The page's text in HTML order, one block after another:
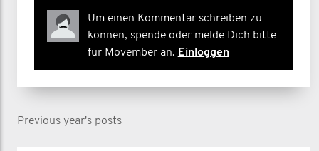
Um einen Kommentar schreiben zu
können, spende oder melde Dich bitte
für Movember an. Einloggen
Previous year's posts